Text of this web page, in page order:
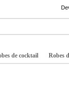
de cocktail Robes